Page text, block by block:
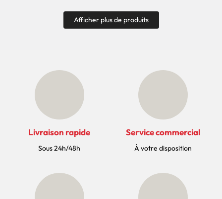
Afficher plus de produits
Livraison rapide
Sous 24h/48h
Service commercial
À votre disposition